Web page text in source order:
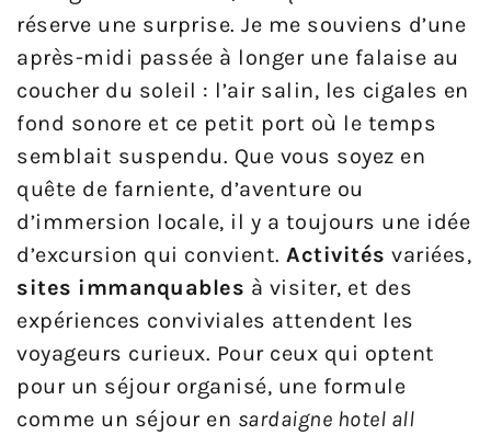
réserve une surprise. Je me souviens d’une
après-midi passée à longer une falaise au
coucher du soleil : l’air salin, les cigales en
fond sonore et ce petit port où le temps
semblait suspendu. Que vous soyez en
quête de farniente, d’aventure ou
d’immersion locale, il y a toujours une idée
d’excursion qui convient. Activités variées,
sites immanquables à visiter, et des
expériences conviviales attendent les
voyageurs curieux. Pour ceux qui optent
pour un séjour organisé, une formule
comme un séjour en sardaigne hotel all